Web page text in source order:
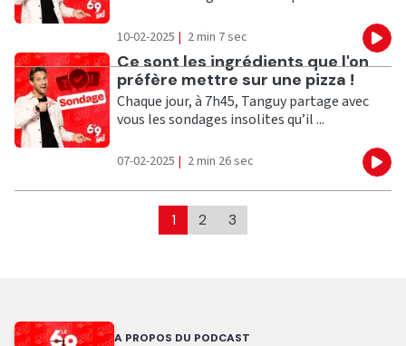
10-02-2025 | 2 min 7 sec
Ecouter
Ce sont les ingrédients que l'on
préfère mettre sur une pizza !
Chaque jour, à 7h45, Tanguy partage avec
vous les sondages insolites qu’il ...
07-02-2025 | 2 min 26 sec
1 2 3
A PROPOS DU PODCAST